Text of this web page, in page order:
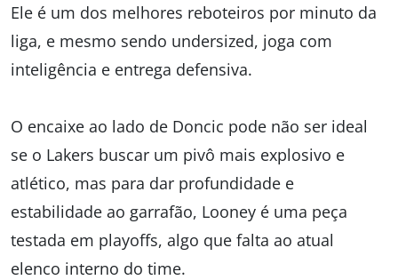
Ele é um dos melhores reboteiros por minuto da
liga, e mesmo sendo undersized, joga com
inteligência e entrega defensiva.
O encaixe ao lado de Doncic pode não ser ideal
se o Lakers buscar um pivô mais explosivo e
atlético, mas para dar profundidade e
estabilidade ao garrafão, Looney é uma peça
testada em playoffs, algo que falta ao atual
elenco interno do time.